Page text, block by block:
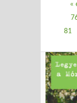
Oldalak
«
81